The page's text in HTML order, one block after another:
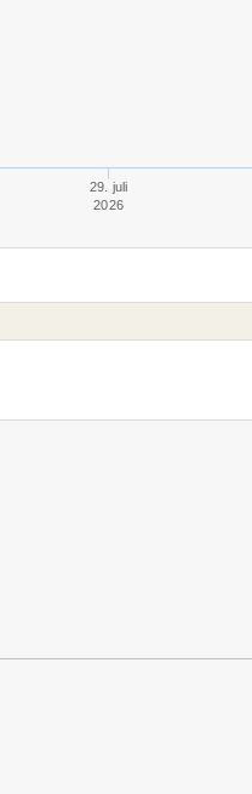
29. juli
2026